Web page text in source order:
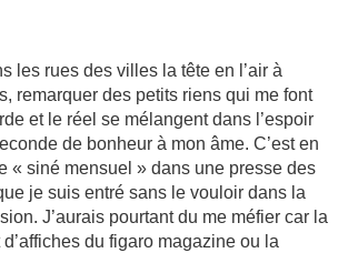
les rues des villes la tête en l’air à
remarquer des petits riens qui me font
et le réel se mélangent dans l’espoir
de bonheur à mon âme. C’est en
« siné mensuel » dans une presse des
je suis entré sans le vouloir dans la
J’aurais pourtant du me méfier car la
du figaro magazine ou la